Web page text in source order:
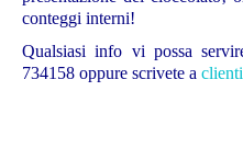
conteggi interni!
Qualsiasi info vi possa
734158 oppure scrivete a